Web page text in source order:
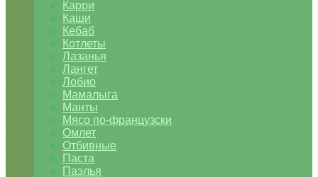
Карри
Каши
Кебаб
Котлеты
Лазанья
Лангет
Лобио
Мамалыга
Манты
Мясо по-французски
Омлет
Отбивные
Паста
Паэлья